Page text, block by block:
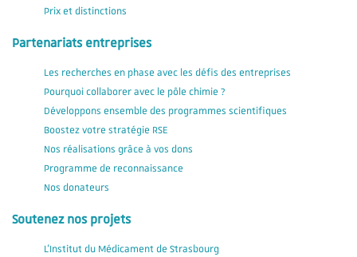
Prix et distinctions
Partenariats entreprises
Les recherches en phase avec les défis des entreprises
Pourquoi collaborer avec le pôle chimie ?
Développons ensemble des programmes scientifiques
Boostez votre stratégie RSE
Nos réalisations grâce à vos dons
Programme de reconnaissance
Nos donateurs
Soutenez nos projets
L'Institut du Médicament de Strasbourg